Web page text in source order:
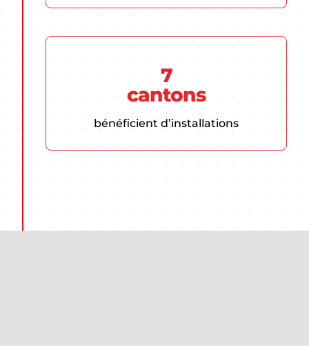
7
cantons
bénéficient d’installations